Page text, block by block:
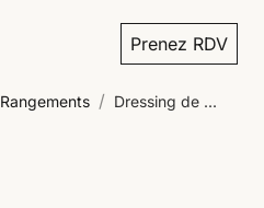
Prenez RDV
Rangements / Dressing de ...